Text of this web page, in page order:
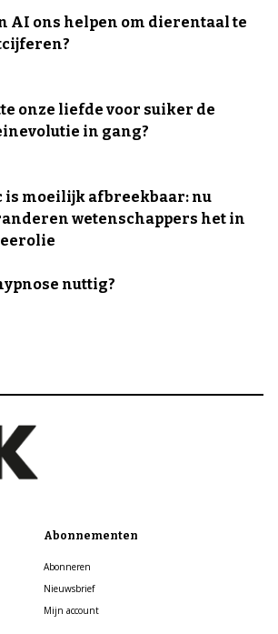
AI ons helpen om dierentaal te
onze liefde voor suiker de
in gang?
is moeilijk afbreekbaar: nu
wetenschappers het in
nuttig?
Abonnementen
Abonneren
Nieuwsbrief
Mijn account